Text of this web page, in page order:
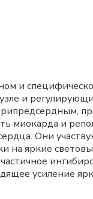
и
и
миокарда и
Они
на яркие
усиление